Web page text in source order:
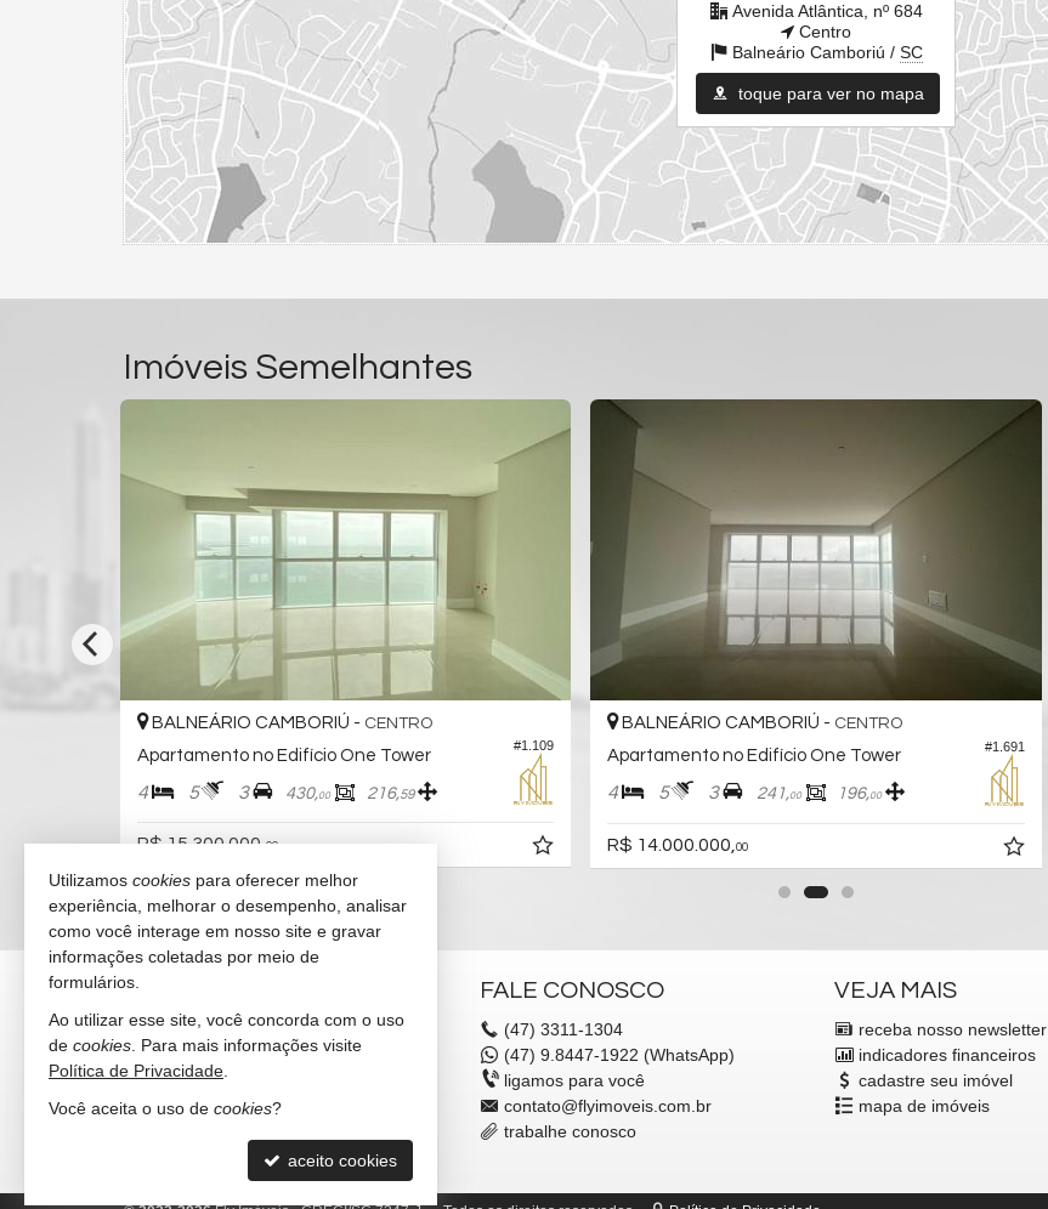
Avenida Atlântica, nº 684
Centro
Balneário Camboriú / SC
toque para ver no mapa
Imóveis Semelhantes
#1.109
BALNEÁRIO CAMBORIÚ - CENTRO
Apartamento no Edifício One Tower
4 5 3 430,00 216,59
R$ 15.300.000, 00
#1.691
BALNEÁRIO CAMBORIÚ - CENTRO
Apartamento no Edifício One Tower
4 5 3 241,00 196,00
R$ 14.000.000,00
FLY IMÓVEIS
Av. Atlântica, nº 640 - sala 03
Edifício Real Park
Centro - 88330-006
Balneário Camboriú /
FALE CONOSCO
(47) 3311-1304
(47) 9.8447-1922 (WhatsApp)
ligamos para você
contato@flyimoveis.com.br
trabalhe conosco
VEJA MAIS
receba nosso newsletter
indicadores financeiros
cadastre seu imóvel
mapa de imóveis
Utilizamos cookies para oferecer melhor
experiência, melhorar o desempenho, analisar
como você interage em nosso site e gravar
informações coletadas por meio de
formulários.
Ao utilizar esse site, você concorda com o uso
de cookies . Para mais informações visite
Política de Privacidade
Você aceita o uso de cookies?
aceito cookies